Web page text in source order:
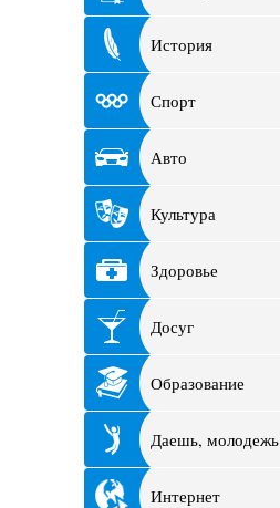
История
Спорт
Авто
Культура
Здоровье
Досуг
Образование
Даешь, молодежь
Интернет